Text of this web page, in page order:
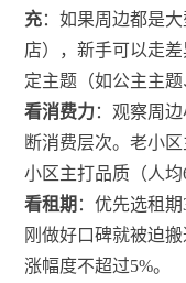
充：如果周边都是
店），新手可以走
定主题（如公主主题
看消费力：观察周
断消费层次。老小
小区主打品质（人均
看租期 ：优先选租
刚做好口碑就被迫
涨幅度不超过5%。